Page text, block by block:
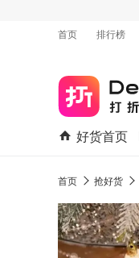
首页
排行榜
好货首页
首页 抢好货